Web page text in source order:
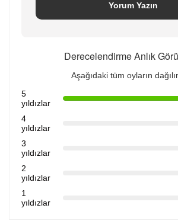
Yorum Yazın
Derecelendirme Anlık
Aşağıdaki tüm oyların
5
yıldızlar
4
yıldızlar
3
yıldızlar
2
yıldızlar
1
yıldızlar